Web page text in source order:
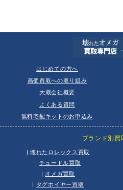
はじめての方へ
高価買取への取り組み
大蔵会社概要
よくある質問
無料宅配キットのお申込み
ブランド別買
|壊れたロレックス買取
| チュードル買取
オメガ買取
タグホイヤー買取